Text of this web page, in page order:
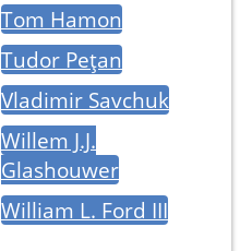
Tom Hamon
Tudor Pețan
Vladimir Savchuk
Willem J.J.
Glashouwer
William L. Ford III